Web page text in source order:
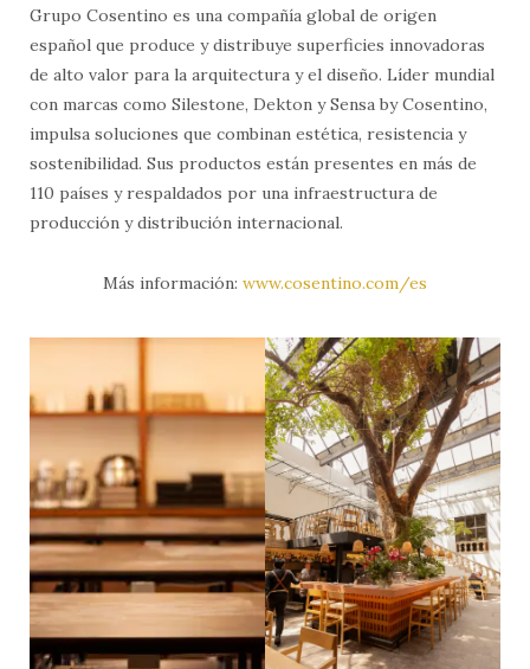
Grupo Cosentino es una compañía global de origen
español que produce y distribuye superficies innovadoras
de alto valor para la arquitectura y el diseño. Líder mundial
con marcas como Silestone, Dekton y Sensa by Cosentino,
impulsa soluciones que combinan estética, resistencia y
sostenibilidad. Sus productos están presentes en más de
110 países y respaldados por una infraestructura de
producción y distribución internacional.
Más información: www.cosentino.com/es